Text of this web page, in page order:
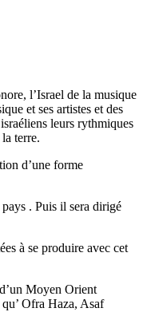
l’Israel de la musique
et ses artistes et des
leurs rythmiques
terre.
d’une forme
. Puis il sera dirigé
à se produire avec cet
Moyen Orient
Ofra Haza, Asaf